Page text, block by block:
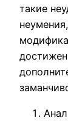
такие